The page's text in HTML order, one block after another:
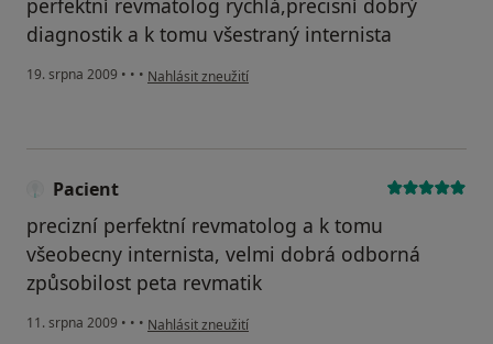
perfektní revmatolog rychlá,precisní dobrý
diagnostik a k tomu všestraný internista
19. srpna 2009 • • • podle názoru uživatele nový pacient z ordinace
Nahlásit zneužití
Pacient
precizní perfektní revmatolog a k tomu
všeobecny internista, velmi dobrá odborná
způsobilost peta revmatik
11. srpna 2009 • • • podle názoru uživatele Pacient
Nahlásit zneužití